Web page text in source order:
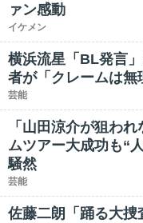
ァン感動
イケメン
横浜流星「BL発言
者が「クレームは
芸能
「山田涼介が狙わ
ムツアー大成功も“
騒然
芸能
佐藤二朗「踊る大